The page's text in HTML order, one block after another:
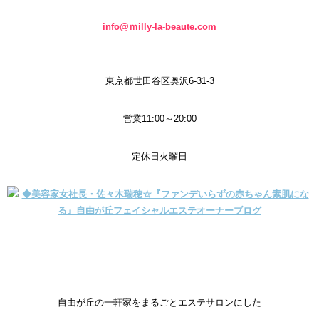
info@ｍilly-la-beaute.com
東京都世田谷区奥沢6-31-3
営業11:00～20:00
定休日火曜日
自由が丘の一軒家をまるごとエステサロンにした